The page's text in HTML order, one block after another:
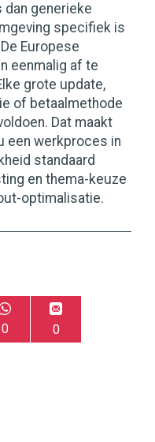
generieke
specifiek is
Europese
eenmalig af te
grote update,
of betaalmethode
Dat maakt
een werkproces in
standaard
en thema-keuze
optimalisatie.
0 0